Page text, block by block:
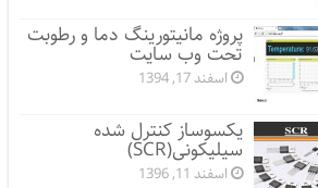
پروژه مانيتورينگ دما و رطوبت
تحت وب سایت
اسفند 17, 1394
یکسوساز کنترل شده
سیلیکونی(SCR)
اسفند 11, 1396